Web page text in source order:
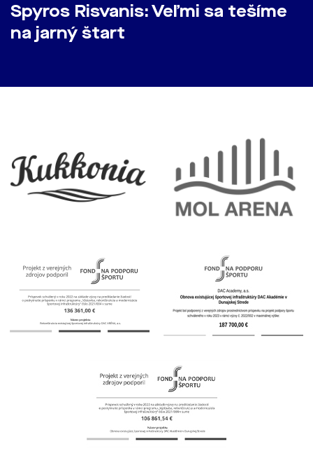
Spyros Risvanis: Veľmi sa tešíme
na jarný štart